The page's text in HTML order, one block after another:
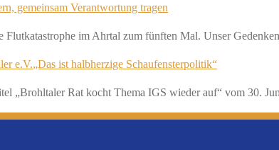
gemeinsam Verantwortung tragen
Flutkatastrophe im Ahrtal zum fünften Mal. Unser
„Das ist halbherzige Schaufensterpolitik“
„Brohltaler Rat kocht Thema IGS wieder auf“ vom 30.